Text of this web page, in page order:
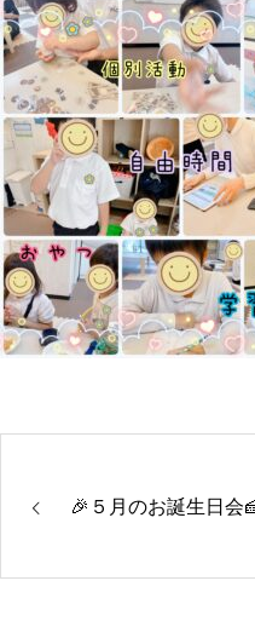
🎉５月のお誕生日会